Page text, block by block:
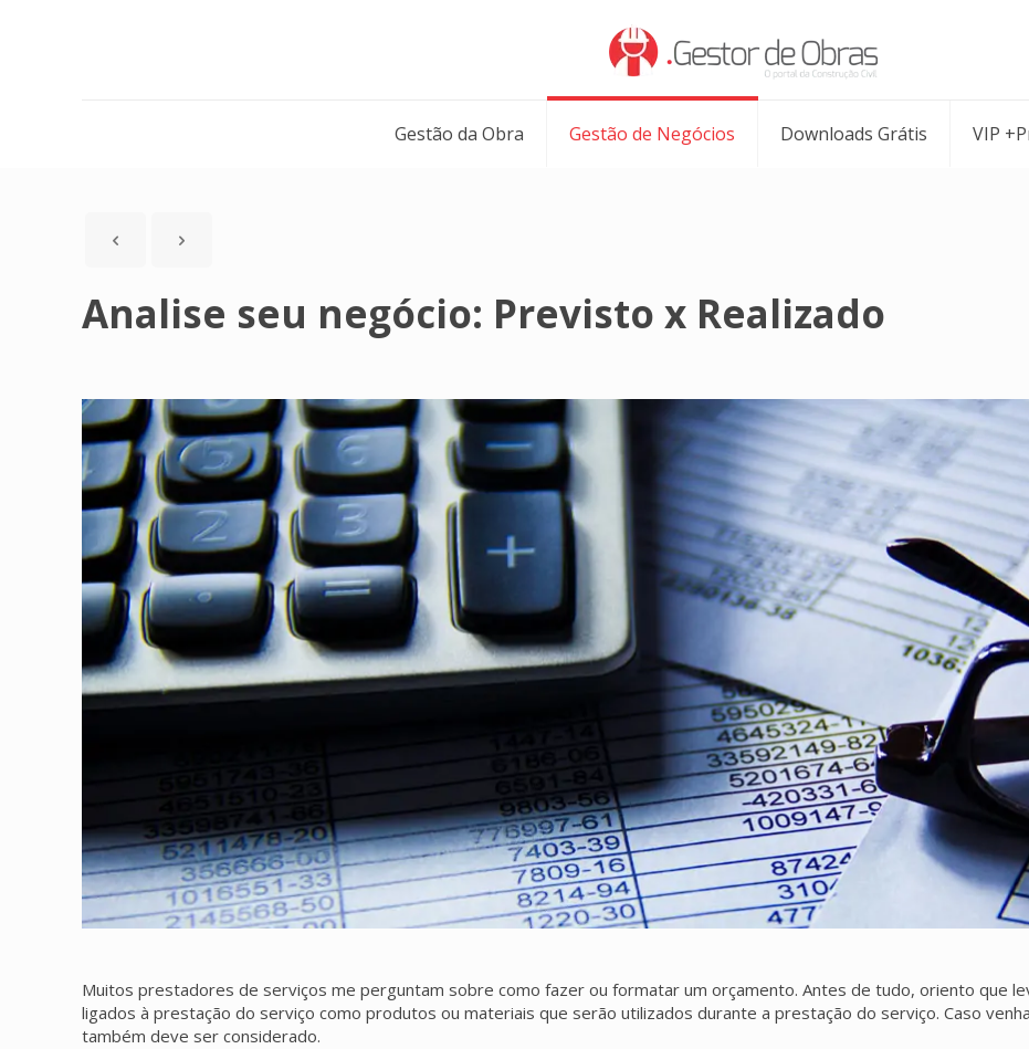
Gestão da Obra Gestão de Negócios Downloads Grátis VIP
Analise seu negócio: Previsto x Realizado
Muitos prestadores de serviços me perguntam sobre como fazer ou formatar um orçamento. Antes de tudo, oriento que
ligados à prestação do serviço como produtos ou materiais que serão utilizados durante a prestação do serviço. Caso
também deve ser considerado.